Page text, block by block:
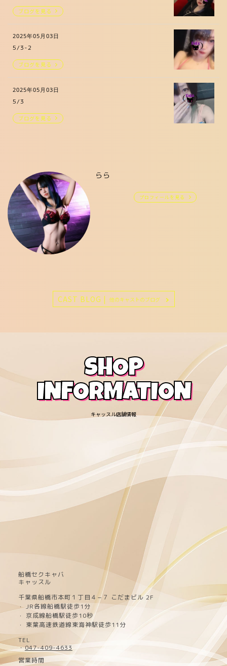
ブログを見る
2025年05月03日
5/3-2
ブログを見る
2025年05月03日
5/3
ブログを見る
らら
プロフィールを見る
CAST BLOG | 他のキャストのブログ
SHOP
INFORMATION
キャッスル店舗情報
船橋セクキャバ
キャッスル
千葉県船橋市本町１丁目４−７ こだまビル 2F
・JR各線船橋駅徒歩1分
・ 京成線船橋駅徒歩10秒
・
東葉高速鉄道線東海神駅徒歩11分
TEL
・047-409-4633
営業時間